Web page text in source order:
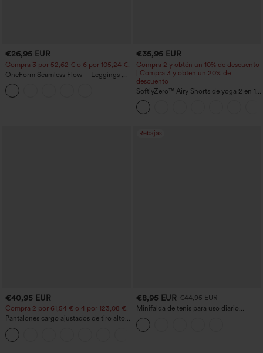
€26,95 EUR
Compra 3 por 52,62 € o 6 por 105,24 €.
OneForm Seamless Flow – Leggings de
yoga sin costuras, tiro medio, control de
abdomen y realce de glúteos
€35,95 EUR
Compra 2 y obtén un 10% de descuento
| Compra 3 y obtén un 20% de
descuento
SoftlyZero™ Airy Shorts de yoga 2 en 1
InstantCool de talle súper alto, 7" con
bolsillos
€40,95 EUR
Compra 2 por 61,54 € o 4 por 123,08 €.
Pantalones cargo ajustados de tiro alto
con múltiples bolsillos y cremallera con
botones
Rebajas
€8,95 EUR €44,95 EUR
Minifalda de tenis para uso diario
SoftlyZero™ Airy Crossover 2 en 1 con
bolsillo lateral InstantCool - Lucid